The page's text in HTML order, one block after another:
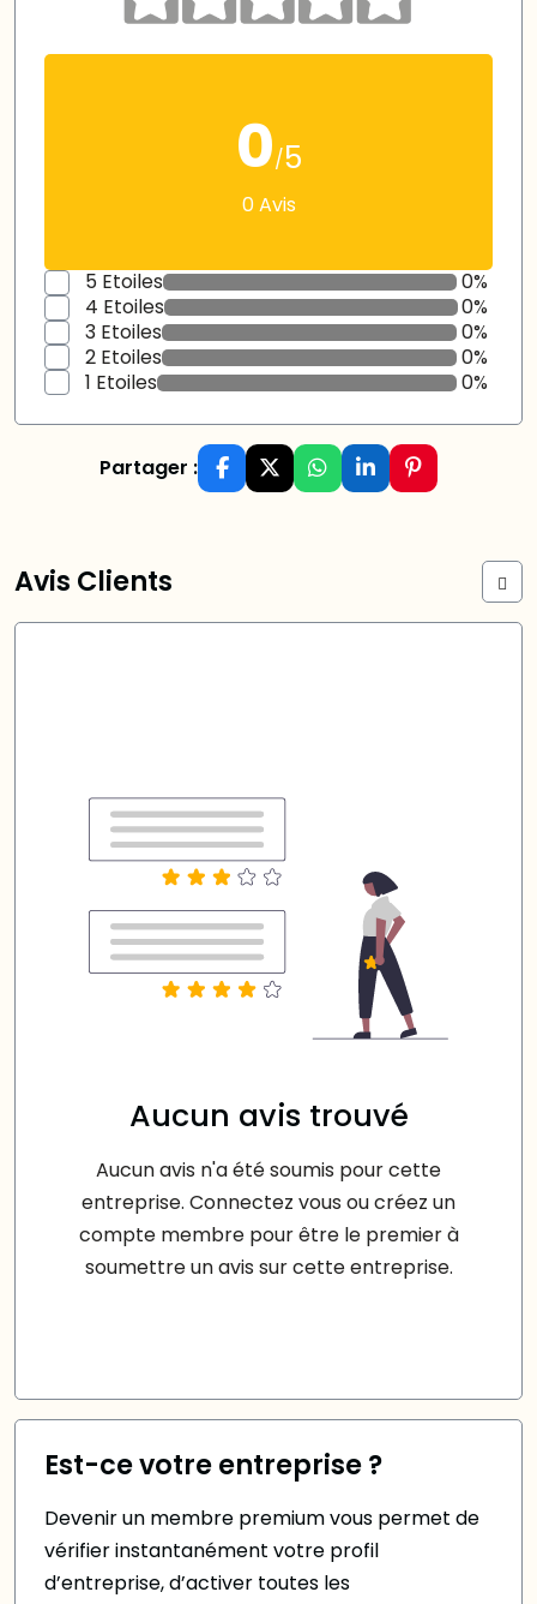
0/5
0 Avis
5 Etoiles
0%
4 Etoiles
0%
3 Etoiles
0%
2 Etoiles
0%
1 Etoiles
0%
Partager :
Avis Clients
Aucun avis trouvé
Aucun avis n'a été soumis pour cette
entreprise. Connectez vous ou créez un
compte membre pour être le premier à
soumettre un avis sur cette entreprise.
Est-ce votre entreprise ?
Devenir un membre premium vous permet de
vérifier instantanément votre profil
d’entreprise, d’activer toutes les